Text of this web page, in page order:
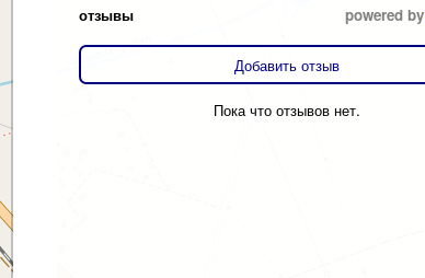
отзывы powered by
Добавить отзыв
Пока что отзывов нет.